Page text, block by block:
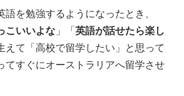
を勉強するようになったとき、
こいいよな 」「英語が話せたら楽し
えて「高校で留学したい」と思って
てすぐにオーストラリアへ留学させ